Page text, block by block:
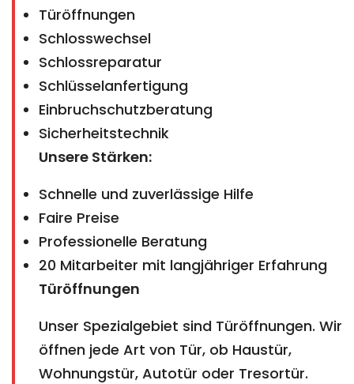
Türöffnungen
Schlosswechsel
Schlossreparatur
Schlüsselanfertigung
Einbruchschutzberatung
Sicherheitstechnik
Unsere Stärken:
Schnelle und zuverlässige Hilfe
Faire Preise
Professionelle Beratung
20 Mitarbeiter mit langjähriger Erfahrung
Türöffnungen
Unser Spezialgebiet sind Türöffnungen. Wir
öffnen jede Art von Tür, ob Haustür,
Wohnungstür, Autotür oder Tresortür.